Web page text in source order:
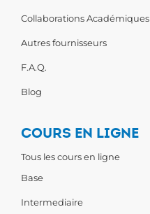
Collaborations Académiques
Autres fournisseurs
F.A.Q.
Blog
COURS EN LIGNE
Tous les cours en ligne
Base
Intermediaire